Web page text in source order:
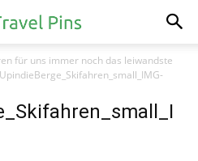
für uns immer noch das leiwandste